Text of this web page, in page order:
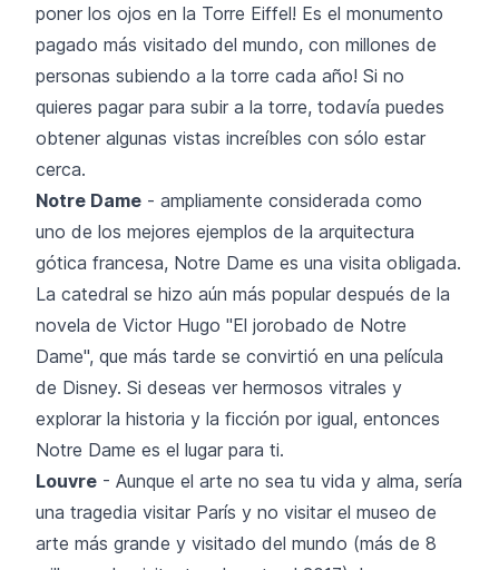
poner los ojos en la Torre Eiffel! Es el monumento
pagado más visitado del mundo, con millones de
personas subiendo a la torre cada año! Si no
quieres pagar para subir a la torre, todavía puedes
obtener algunas vistas increíbles con sólo estar
cerca.
Notre Dame - ampliamente considerada como
uno de los mejores ejemplos de la arquitectura
gótica francesa, Notre Dame es una visita obligada.
La catedral se hizo aún más popular después de la
novela de Victor Hugo "El jorobado de Notre
Dame", que más tarde se convirtió en una película
de Disney. Si deseas ver hermosos vitrales y
explorar la historia y la ficción por igual, entonces
Notre Dame es el lugar para ti.
Louvre - Aunque el arte no sea tu vida y alma, sería
una tragedia visitar París y no visitar el museo de
arte más grande y visitado del mundo (más de 8